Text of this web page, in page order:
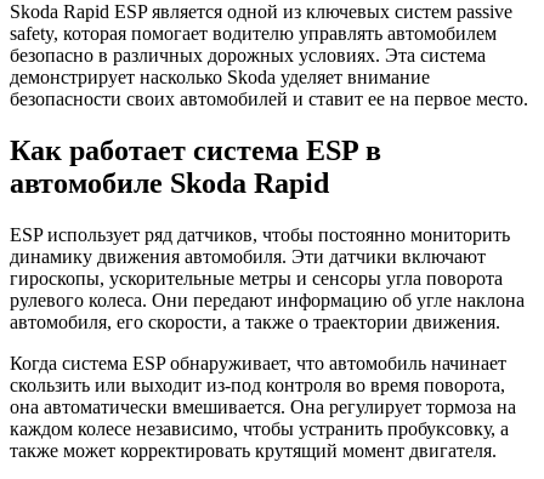
Skoda Rapid ESP является одной из ключевых систем passive
safety, которая помогает водителю управлять автомобилем
безопасно в различных дорожных условиях. Эта система
демонстрирует насколько Skoda уделяет внимание
безопасности своих автомобилей и ставит ее на первое место.
Как работает система ESP в
автомобиле Skoda Rapid
ESP использует ряд датчиков, чтобы постоянно мониторить
динамику движения автомобиля. Эти датчики включают
гироскопы, ускорительные метры и сенсоры угла поворота
рулевого колеса. Они передают информацию об угле наклона
автомобиля, его скорости, а также о траектории движения.
Когда система ESP обнаруживает, что автомобиль начинает
скользить или выходит из-под контроля во время поворота,
она автоматически вмешивается. Она регулирует тормоза на
каждом колесе независимо, чтобы устранить пробуксовку, а
также может корректировать крутящий момент двигателя.